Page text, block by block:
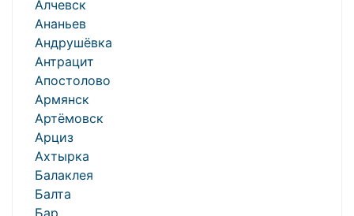
Алчевск
Ананьев
Андрушёвка
Антрацит
Апостолово
Армянск
Артёмовск
Арциз
Ахтырка
Балаклея
Балта
Бар